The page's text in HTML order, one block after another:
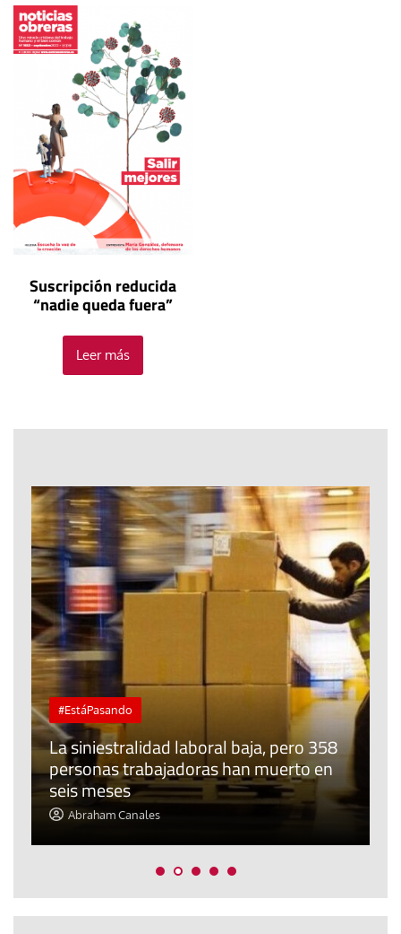
Suscripción reducida
“nadie queda fuera”
Leer más
#EstáPasando
La siniestralidad laboral baja, pero 358
personas trabajadoras han muerto en
seis meses
Abraham Canales